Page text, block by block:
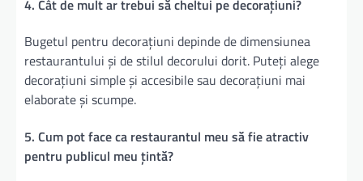
4. Cât de mult ar trebui să cheltui pe decorațiuni?
Bugetul pentru decorațiuni depinde de dimensiunea
restaurantului și de stilul decorului dorit. Puteți alege
decorațiuni simple și accesibile sau decorațiuni mai
elaborate și scumpe.
5. Cum pot face ca restaurantul meu să fie atractiv
pentru publicul meu țintă?